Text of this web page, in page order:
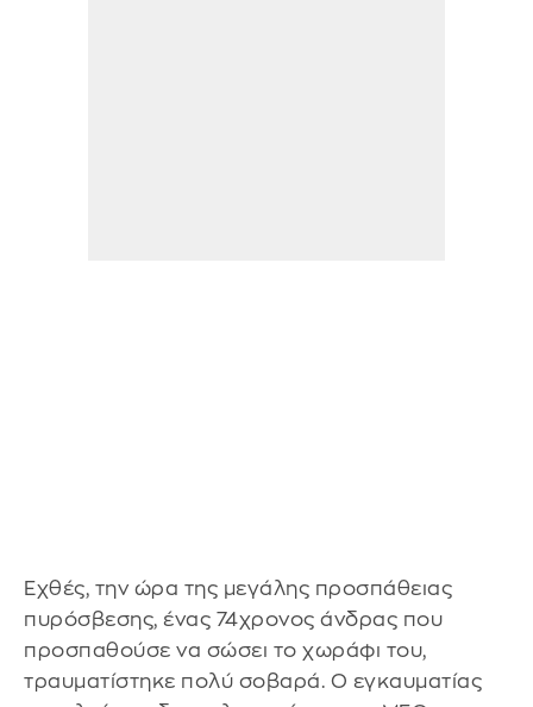
Εχθές, την ώρα της μεγάλης προσπάθειας
πυρόσβεσης, ένας 74χρονος άνδρας που
προσπαθούσε να σώσει το χωράφι του,
τραυματίστηκε πολύ σοβαρά. Ο εγκαυματίας